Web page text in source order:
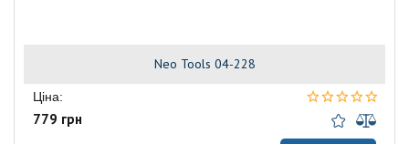
Neo Tools 04-228
Ціна:
779 грн